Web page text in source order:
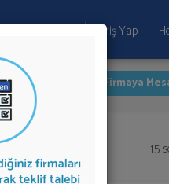
Firma Ekle Giriş Yap
İlk 5 Firmaya
15